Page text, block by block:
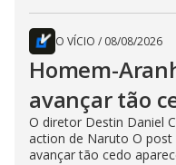
O VÍCIO / 08/08/2026
Homem-
avançar tão
O diretor Destin Daniel
action de Naruto O
avançar tão cedo